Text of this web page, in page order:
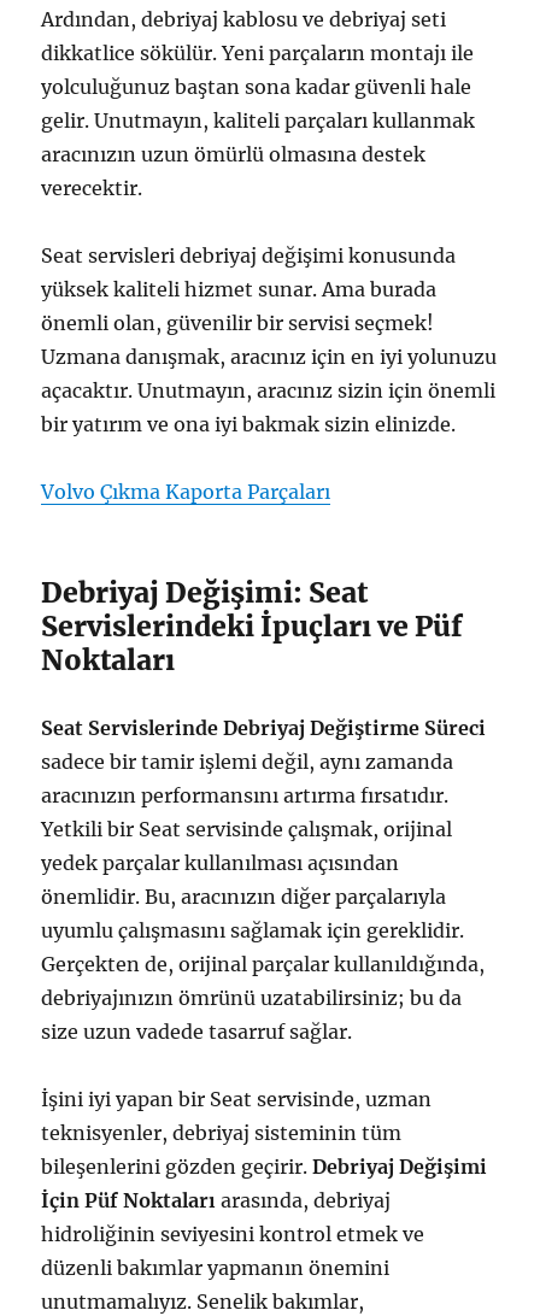
Ardından, debriyaj kablosu ve debriyaj seti
dikkatlice sökülür. Yeni parçaların montajı ile
yolculuğunuz baştan sona kadar güvenli hale
gelir. Unutmayın, kaliteli parçaları kullanmak
aracınızın uzun ömürlü olmasına destek
verecektir.
Seat servisleri debriyaj değişimi konusunda
yüksek kaliteli hizmet sunar. Ama burada
önemli olan, güvenilir bir servisi seçmek!
Uzmana danışmak, aracınız için en iyi yolunuzu
açacaktır. Unutmayın, aracınız sizin için önemli
bir yatırım ve ona iyi bakmak sizin elinizde.
Volvo Çıkma Kaporta Parçaları
Debriyaj Değişimi: Seat
Servislerindeki İpuçları ve Püf
Noktaları
Seat Servislerinde Debriyaj Değiştirme Süreci
sadece bir tamir işlemi değil, aynı zamanda
aracınızın performansını artırma fırsatıdır.
Yetkili bir Seat servisinde çalışmak, orijinal
yedek parçalar kullanılması açısından
önemlidir. Bu, aracınızın diğer parçalarıyla
uyumlu çalışmasını sağlamak için gereklidir.
Gerçekten de, orijinal parçalar kullanıldığında,
debriyajınızın ömrünü uzatabilirsiniz; bu da
size uzun vadede tasarruf sağlar.
İşini iyi yapan bir Seat servisinde, uzman
teknisyenler, debriyaj sisteminin tüm
bileşenlerini gözden geçirir.Debriyaj Değişimi
İçin Püf Noktaları arasında, debriyaj
hidroliğinin seviyesini kontrol etmek ve
düzenli bakımlar yapmanın önemini
unutmamalıyız. Senelik bakımlar,